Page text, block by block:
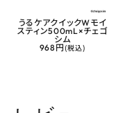
うるケアクイックWモイ
スティン500mL×チェゴ
シム
968円 (税込)